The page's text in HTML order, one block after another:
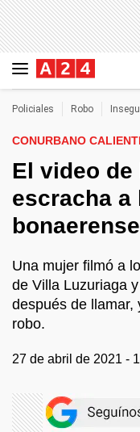
Policiales Robo
CONURBANO
El video de
escracha a
bonaerense
Una mujer filmó a
de Villa Luzuriaga
después de llamar,
robo.
27 de abril de 2021 -